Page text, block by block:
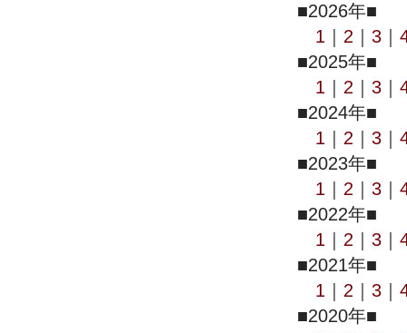
■2026年■
1
2 3
■2025年■
1
2 3
■2024年■
1
2 3
■2023年■
1
2 3
■2022年■
1
2 3
■2021年■
1
2 3
■2020年■